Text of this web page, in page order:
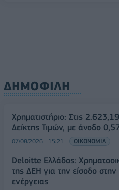
ΔΗΜΟΦΙΛΗ
Χρηματιστήριο: Στις
Δείκτης Τιμών, με άνοδο
07/08/2026 - 15:21 ΟΙΚΟΝΟΜΙΑ
Deloitte Ελλάδος:
της ΔΕΗ για την είσοδο
ενέργειας